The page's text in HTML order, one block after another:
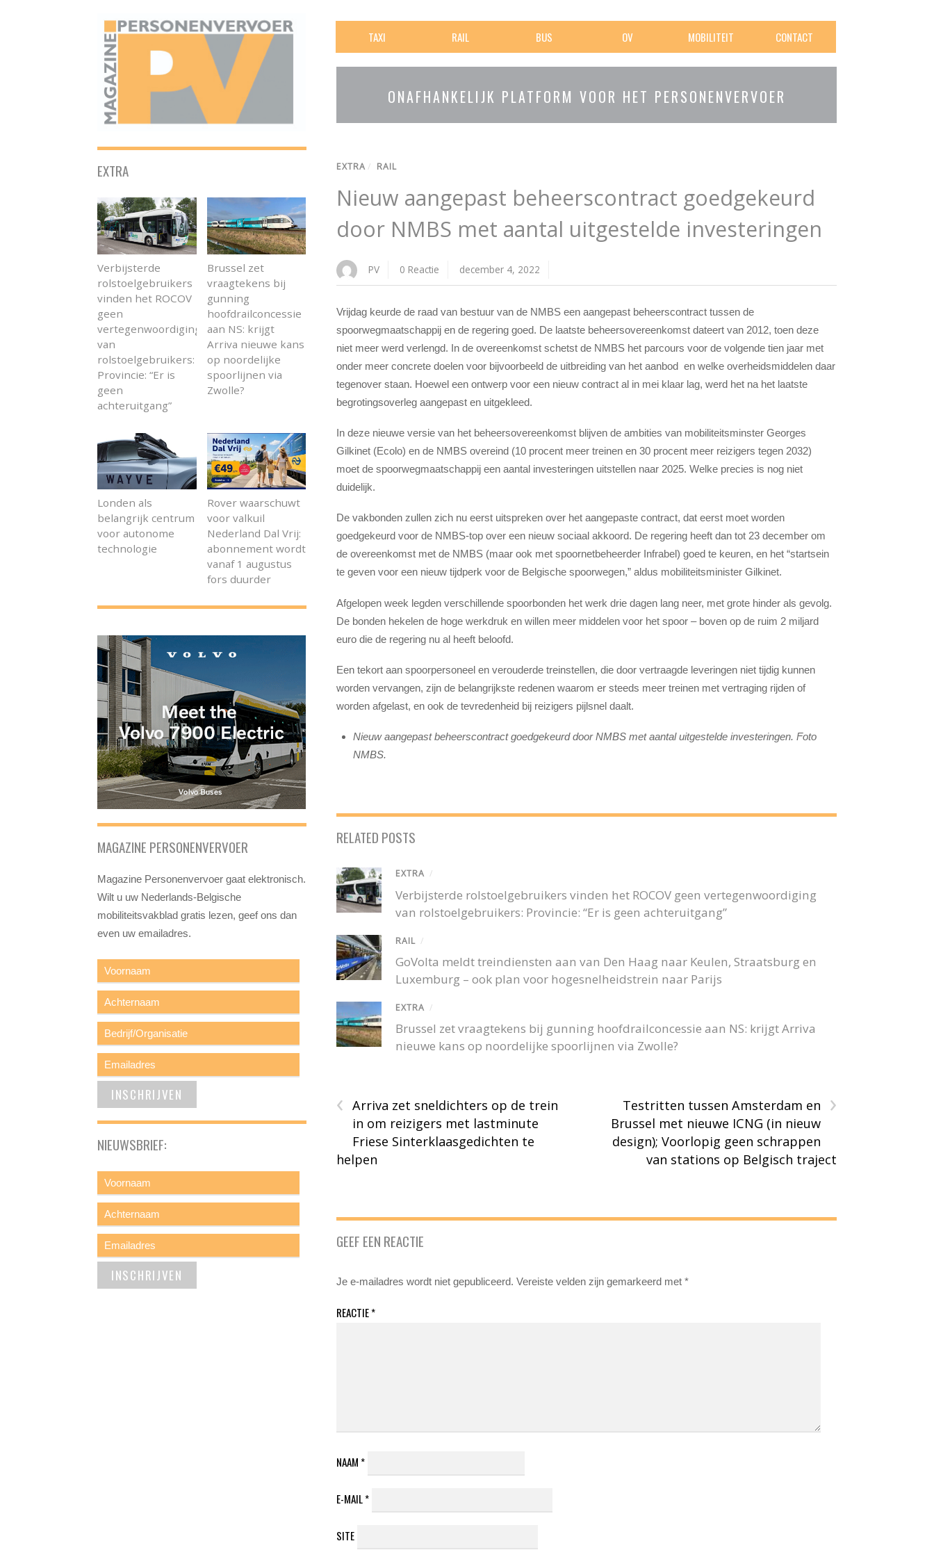
TAXI RAIL BUS OV MOBILITEIT CONTACT
ONAFHANKELIJK PLATFORM VOOR HET PERSONENVERVOER
EXTRA / RAIL
Nieuw aangepast beheerscontract goedgekeurd
door NMBS met aantal uitgestelde investeringen
PV 0 Reactie december 4, 2022
Vrijdag keurde de raad van bestuur van de NMBS een aangepast beheerscontract tussen de
spoorwegmaatschappij en de regering goed. De laatste beheersovereenkomst dateert van 2012, toen deze
niet meer werd verlengd. In de overeenkomst schetst de NMBS het parcours voor de volgende tien jaar met
onder meer concrete doelen voor bijvoorbeeld de uitbreiding van het aanbod en welke overheidsmiddelen daar
tegenover staan. Hoewel een ontwerp voor een nieuw contract al in mei klaar lag, werd het na het laatste
begrotingsoverleg aangepast en uitgekleed.
In deze nieuwe versie van het beheersovereenkomst blijven de ambities van mobiliteitsminster Georges
Gilkinet (Ecolo) en de NMBS overeind (10 procent meer treinen en 30 procent meer reizigers tegen 2032)
moet de spoorwegmaatschappij een aantal investeringen uitstellen naar 2025. Welke precies is nog niet
duidelijk.
De vakbonden zullen zich nu eerst uitspreken over het aangepaste contract, dat eerst moet worden
goedgekeurd voor de NMBS-top over een nieuw sociaal akkoord. De regering heeft dan tot 23 december om
de overeenkomst met de NMBS (maar ook met spoornetbeheerder Infrabel) goed te keuren, en het “startsein
te geven voor een nieuw tijdperk voor de Belgische spoorwegen,” aldus mobiliteitsminister Gilkinet.
Afgelopen week legden verschillende spoorbonden het werk drie dagen lang neer, met grote hinder als gevolg.
De bonden hekelen de hoge werkdruk en willen meer middelen voor het spoor – boven op de ruim 2 miljard
euro die de regering nu al heeft beloofd.
Een tekort aan spoorpersoneel en verouderde treinstellen, die door vertraagde leveringen niet tijdig kunnen
worden vervangen, zijn de belangrijkste redenen waarom er steeds meer treinen met vertraging rijden of
worden afgelast, en ook de tevredenheid bij reizigers pijlsnel daalt.
Nieuw aangepast beheerscontract goedgekeurd door NMBS met aantal uitgestelde investeringen. Foto
NMBS.
RELATED POSTS
EXTRA /
Verbijsterde rolstoelgebruikers vinden het ROCOV geen vertegenwoordiging
van rolstoelgebruikers: Provincie: “Er is geen achteruitgang”
RAIL /
GoVolta meldt treindiensten aan van Den Haag naar Keulen, Straatsburg en
Luxemburg – ook plan voor hogesnelheidstrein naar Parijs
EXTRA /
Brussel zet vraagtekens bij gunning hoofdrailconcessie aan NS: krijgt Arriva
nieuwe kans op noordelijke spoorlijnen via Zwolle?
‹ Arriva zet sneldichters op de trein
in om reizigers met lastminute
Friese Sinterklaasgedichten te
helpen
›
Testritten tussen Amsterdam en
Brussel met nieuwe ICNG (in nieuw
design); Voorlopig geen schrappen
van stations op Belgisch traject
GEEF EEN REACTIE
Je e-mailadres wordt niet gepubliceerd. Vereiste velden zijn gemarkeerd met*
REACTIE*
NAAM *
E-MAIL*
SITE
EXTRA
Verbijsterde
rolstoelgebruikers
vinden het ROCOV
geen
vertegenwoordiging
van
rolstoelgebruikers:
Provincie: “Er is
geen
achteruitgang”
Brussel zet
vraagtekens bij
gunning
hoofdrailconcessie
aan NS: krijgt
Arriva nieuwe kans
op noordelijke
spoorlijnen via
Zwolle?
Londen als
belangrijk centrum
voor autonome
technologie
Rover waarschuwt
voor valkuil
Nederland Dal Vrij:
abonnement wordt
vanaf 1 augustus
fors duurder
MAGAZINE PERSONENVERVOER
Magazine Personenvervoer gaat elektronisch.
Wilt u uw Nederlands-Belgische
mobiliteitsvakblad gratis lezen, geef ons dan
even uw emailadres.
NIEUWSBRIEF: